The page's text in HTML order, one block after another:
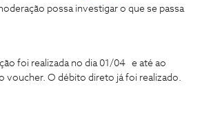
possa investigar o que se passa
foi realizada no dia 01/04 e até ao
voucher. O débito direto já foi realizado.